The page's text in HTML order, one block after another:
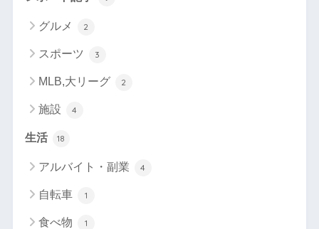
グルメ 2
スポーツ 3
MLB,大リーグ 2
施設 4
生活 18
アルバイト・副業 4
自転車 1
食べ物 1